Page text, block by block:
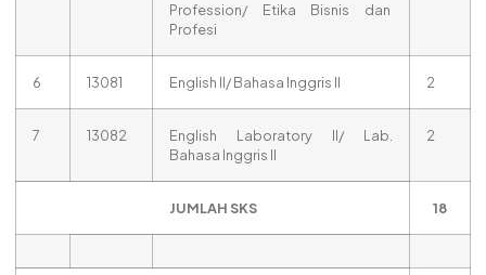
Profession/ Etika Bisnis dan
Profesi
6 13081 English II/ Bahasa Inggris II 2
7 13082
English Laboratory II/ Lab.
Bahasa Inggris II
2
JUMLAH SKS 18